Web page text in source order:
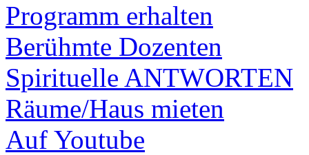
Programm erhalten
Berühmte Dozenten
Spirituelle ANTWORTEN
Räume/Haus mieten
Auf Youtube